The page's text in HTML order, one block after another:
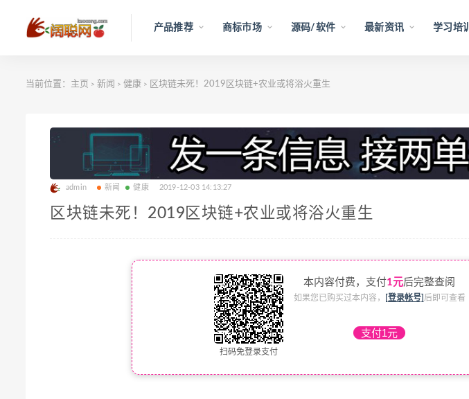
产品推荐 商标市场 源码/软件 最新资讯 学习培训
当前位置： 主页 > 新闻 > 健康 > 区块链未死！2019区块链+农业或将浴火重生
admin 新闻 健康 2019-12-03 14:13:27
区块链未死！2019区块链+农业或将浴火重生
扫码免登录支付
本内容付费，支付1元后完整查阅
如果您已购买过本内容， [登录帐号] 后即可查看
支付1元